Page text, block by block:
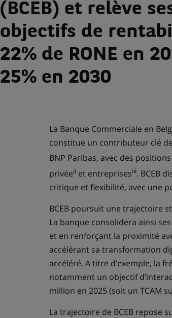
(BCEB) et relève
objectifs de
22% de RONE en
25% en 2030
La Banque Commerciale en
constitue un contributeur clé
BNP Paribas, avec des
privéeii et entreprisesiii. BCEB
critique et flexibilité, avec une
BCEB poursuit une trajectoire
La banque consolidera ainsi
et en renforçant la proximité
accélérant sa transformation
accéléré. A titre d’exemple, la
notamment un objectif
million en 2025 (soit un TCAM
La trajectoire de BCEB repose